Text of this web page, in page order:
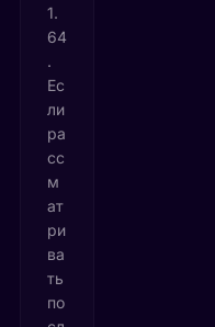
1.
64
.
Ес
ли
ра
сс
м
ат
ри
ва
ть
по